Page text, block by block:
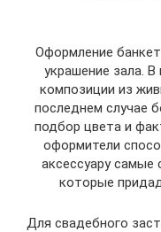
Оформление
украшение зала.
композиции из
последнем случае
подбор цвета и
оформители
аксессуару
которые
Для свадебного